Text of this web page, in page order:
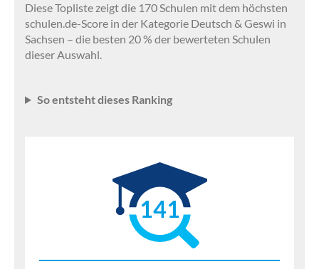
Diese Topliste zeigt die 170 Schulen mit dem höchsten
schulen.de-Score in der Kategorie Deutsch & Geswi in
Sachsen – die besten 20 % der bewerteten Schulen
dieser Auswahl.
So entsteht dieses Ranking
141